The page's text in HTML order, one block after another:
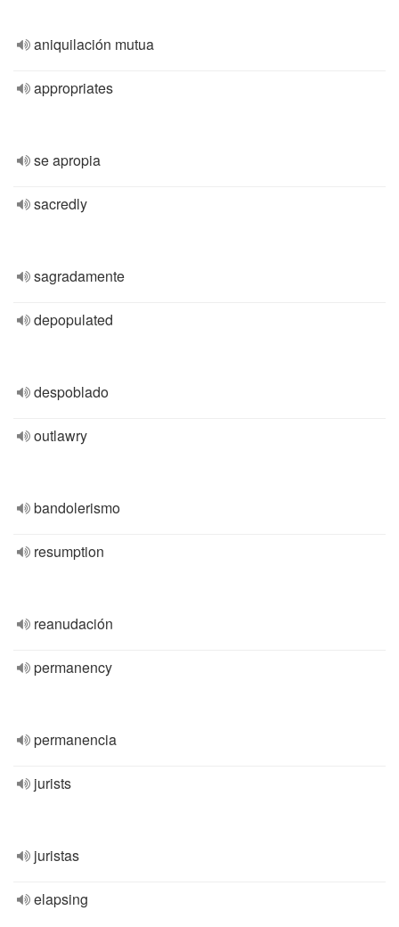
aniquilación mutua
appropriates
se apropia
sacredly
sagradamente
depopulated
despoblado
outlawry
bandolerismo
resumption
reanudación
permanency
permanencia
jurists
juristas
elapsing